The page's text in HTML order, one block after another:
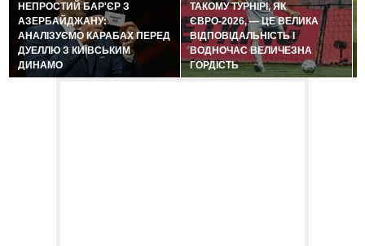
НЕПРОСТИЙ БАР'ЄР З
АЗЕРБАЙДЖАНУ:
АНАЛІЗУЄМО КАРАБАХ ПЕРЕД
ДУЕЛЛЮ З КИЇВСЬКИМ
ДИНАМО
ТАКОМУ ТУРНІРІ, ЯК
ЄВРО-2026, — ЦЕ ВЕЛИКА
ВІДПОВІДАЛЬНІСТЬ І
ВОДНОЧАС ВЕЛИЧЕЗНА
ГОРДІСТЬ